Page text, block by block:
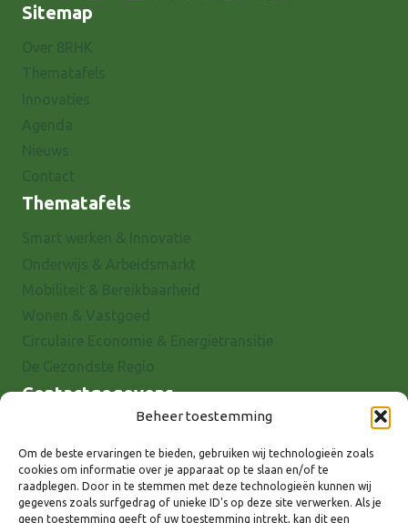
Beheer toestemming
Om de beste ervaringen te bieden, gebruiken wij technologieën zoals
cookies om informatie over je apparaat op te slaan en/of te
raadplegen. Door in te stemmen met deze technologieën kunnen wij
gegevens zoals surfgedrag of unieke ID's op deze site verwerken. Als je
geen toestemming geeft of uw toestemming intrekt, kan dit een
Sitemap
Thematafels
Contactgegevens
7001 EX Doetinchem
E-mail: info@8rhk.nl
Telefoonnummers